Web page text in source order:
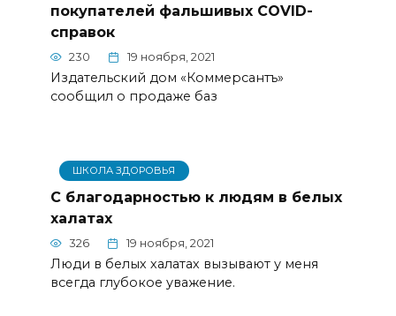
покупателей фальшивых COVID-
справок
230 19 ноября, 2021
Издательский дом «Коммерсантъ»
сообщил о продаже баз
ШКОЛА ЗДОРОВЬЯ
С благодарностью к людям в белых
халатах
326 19 ноября, 2021
Люди в белых халатах вызывают у меня
всегда глубокое уважение.